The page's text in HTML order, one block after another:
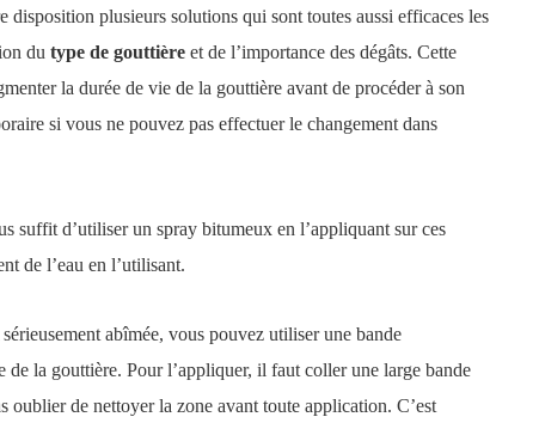
disposition plusieurs solutions qui sont toutes aussi efficaces les
du type de gouttière et de l’importance des dégâts. Cette
la durée de vie de la gouttière avant de procéder à son
si vous ne pouvez pas effectuer le changement dans
suffit d’utiliser un spray bitumeux en l’appliquant sur ces
de l’eau en l’utilisant.
abîmée, vous pouvez utiliser une bande
de la gouttière. Pour l’appliquer, il faut coller une large bande
de nettoyer la zone avant toute application. C’est